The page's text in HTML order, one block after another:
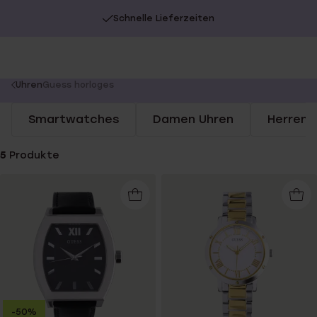
Schnelle Lieferzeiten
You
here:
UhrenGuess horloges
Smartwatches Damen Uhren Herren
5 Produkte
-50%